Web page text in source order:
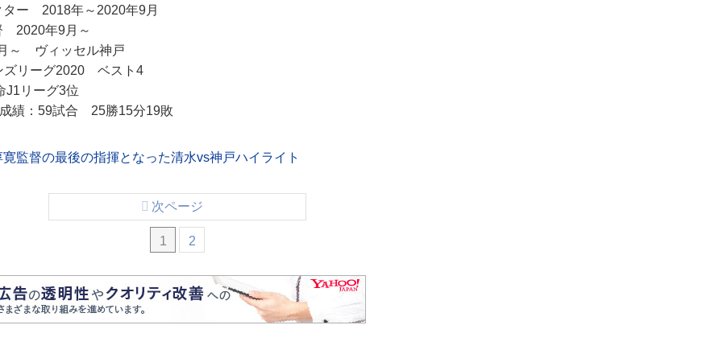
ター 2018年～2020年9月
2020年9月～
～ ヴィッセル神戸
ズリーグ2020 ベスト4
J1リーグ3位
績：59試合 25勝15分19敗
寛監督の最後の指揮となった清水vs神戸ハイライト
1 2
次ページ